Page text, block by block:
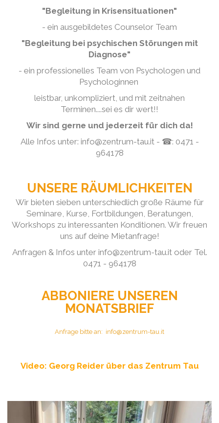
"Begleitung in Krisensituationen"
- ein ausgebildetes Counselor Team
"Begleitung bei psychischen Störungen mit
Diagnose"
- ein professionelles Team von Psychologen und
Psychologinnen
leistbar, unkompliziert, und mit zeitnahen
Terminen....sei es dir wert!!
Wir sind gerne und jederzeit für dich da!
Alle Infos unter: info@zentrum-tau.it - ☎: 0471 -
964178
UNSERE RÄUMLICHKEITEN
Wir bieten sieben unterschiedlich große Räume für
Seminare, Kurse, Fortbildungen, Beratungen,
Workshops zu interessanten Konditionen. Wir freuen
uns auf deine Mietanfrage!
Anfragen & Infos unter info@zentrum-tau.it oder Tel.
0471 - 964178
ABBONIERE UNSEREN
MONATSBRIEF
Anfrage bitte an: info@zentrum-tau.it
Video: Georg Reider über das Zentrum Tau